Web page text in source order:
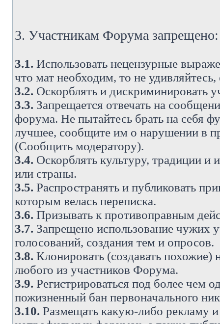
3. Участникам Форума запрещено:
3.1. Использовать нецензурные
что мат необходим, то не
3.2. Оскорблять и дискриминировать
3.3. Запрещается отвечать на
форума. Не пытайтесь брать на себя
лучшее, сообщите им о нарушении в
(Сообщить модератору).
3.4. Оскорблять культуру, традиции
или страны.
3.5. Распространять и публиковать
которым велась переписка.
3.6. Призывать к противоправным
3.7. Запрещено использование чужих
голосований, создания тем и опросов.
3.8. Клонировать (создавать похожие)
любого из участников Форума.
3.9. Регистрироваться под более чем
пожизненный бан первоначального
3.10. Размещать какую-либо рекламу